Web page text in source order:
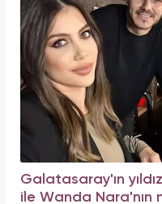
Galatasaray'ın
ile Wanda Nara'nın